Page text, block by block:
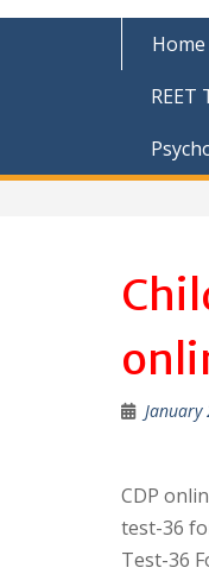
Home
REET
January
CDP
test-36
Test-36